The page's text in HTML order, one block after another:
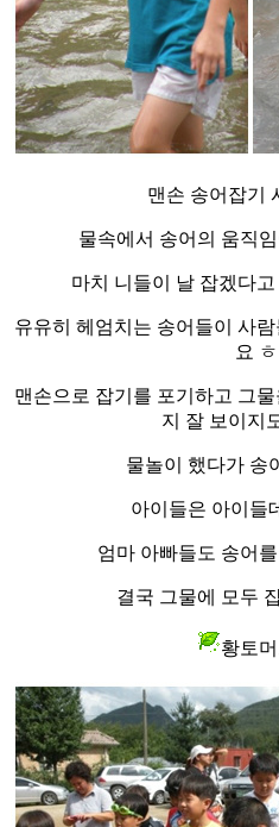
맨손 송어잡기
물속에서 송어의 움직
마치 니들이 날 잡겠다
유유히 헤엄치는 송어들이 사
요
맨손으로 잡기를 포기하고 그
지 잘 보이지
물놀이 했다가 송
아이들은 아이들
엄마 아빠들도 송어
결국 그물에 모두
황토